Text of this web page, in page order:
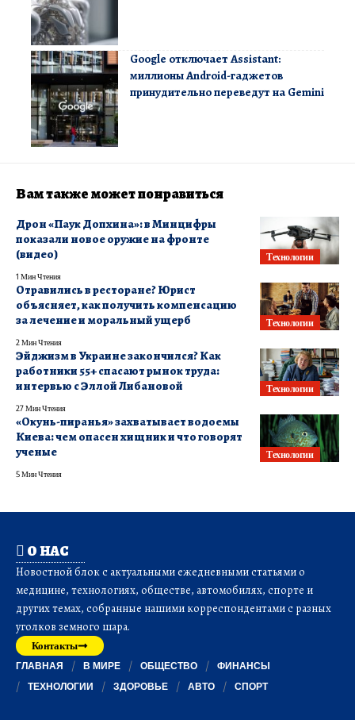
Google отключает Assistant:
миллионы Android-гаджетов
принудительно переведут на Gemini
Вам также может понравиться
Технологии
Дрон «Паук Допхина»: в Минцифры
показали новое оружие на фронте
(видео)
1 Мин Чтения
Технологии
Отравились в ресторане? Юрист
объясняет, как получить компенсацию
за лечение и моральный ущерб
2 Мин Чтения
Технологии
Эйджизм в Украине закончился? Как
работники 55+ спасают рынок труда:
интервью с Эллой Либановой
27 Мин Чтения
Технологии
«Окунь-пиранья» захватывает водоемы
Киева: чем опасен хищник и что говорят
ученые
5 Мин Чтения
О НАС
Новостной блок с актуальными ежедневными статьями о
медицине, технологиях, обществе, автомобилях, спорте и
других темах, собранные нашими корреспондентами с разных
уголков земного шара.
Контакты
ГЛАВНАЯ В МИРЕ ОБЩЕСТВО
ФИНАНСЫ
ТЕХНОЛОГИИ
ЗДОРОВЬЕ АВТО СПОРТ